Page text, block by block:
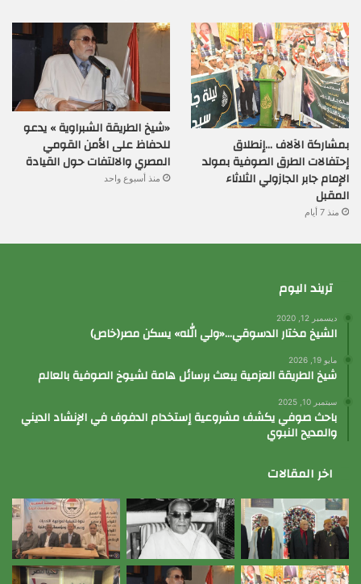
بمشاركة الآلاف …إنطلاق
إحتفالات الطرق الصوفية بمولد
الإمام جابر الجازولي الثلاثاء
المقبل
منذ 7 أيام
«شيخ الطريقة الشبراوية » يدعو
للحفاظ على الأمن القومي
المصري والالتفات حول القيادة
منذ أسبوع واحد
تريند اليوم
ديسمبر 12, 2020
الشيخ مختار الدسوقي…«ولي الله» يسكن مصر(خاص)
مايو 19, 2026
شيخ الطريقة العزمية يبعث برسائل هامة لشيوخ الصوفية بالعالم
سبتمبر 10, 2025
باحث صوفي يكشف مشروعية إستخدام الدفوف في الإنشاد الديني
والمديح النبوي
اخر المقالات